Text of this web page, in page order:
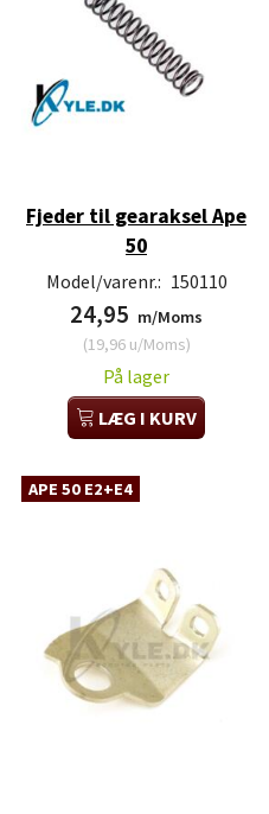
Fjeder til gearaksel Ape
50
Model/varenr.: 150110
24,95 m/Moms
(19,96u/Moms)
På lager
LÆG I KURV
APE 50 E2+E4